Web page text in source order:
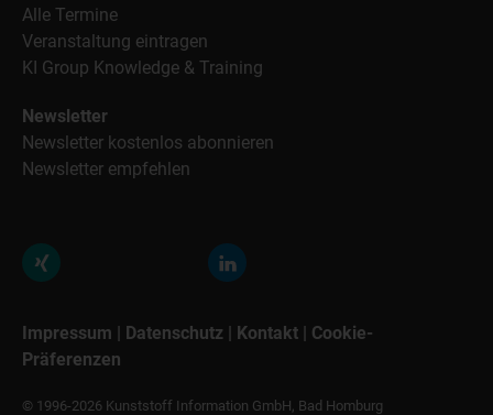
Alle Termine
Veranstaltung eintragen
KI Group Knowledge & Training
Newsletter
Newsletter kostenlos abonnieren
Newsletter empfehlen
Impressum | Datenschutz | Kontakt | Cookie-
Präferenzen
© 1996-2026 Kunststoff Information GmbH, Bad Homburg